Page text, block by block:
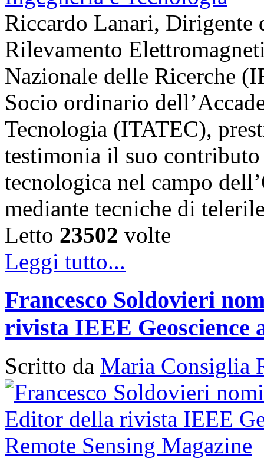
Riccardo Lanari, Dirigente
Rilevamento
Nazionale delle Ricerche
Socio ordinario
Tecnologia (ITATEC),
testimonia il suo
tecnologica nel campo
mediante tecniche di
Letto 23502 volte
Leggi tutto...
Francesco Soldovieri
rivista IEEE Geoscience
Scritto da Maria Consiglia